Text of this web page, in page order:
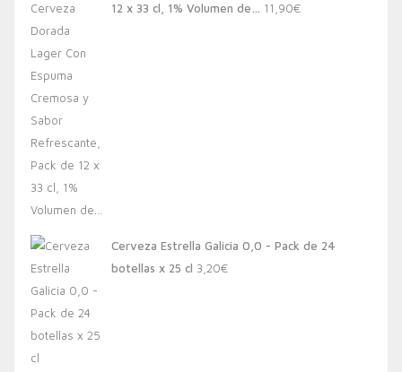
12 x 33 cl, 1% Volumen de… 11,90€
Cerveza Estrella Galicia 0,0 - Pack de 24
botellas x 25 cl 3,20€